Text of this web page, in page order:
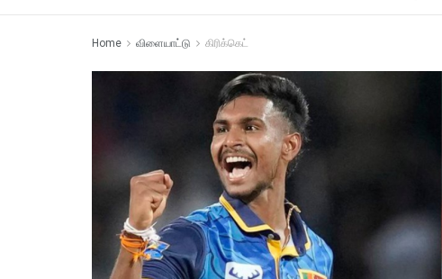
Home விளையாட்டு கிரிக்கெட்